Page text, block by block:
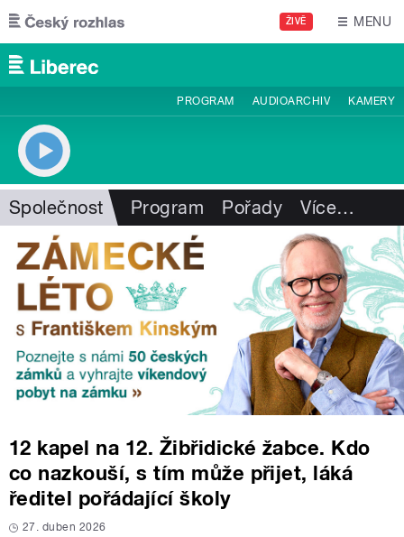
Přejít k hlavnímu obsahu
ŽIVĚ MENU
PROGRAM AUDIOARCHIV KAMERY
Společnost Program Pořady Více…
12 kapel na 12. Žibřidické žabce. Kdo
co nazkouší, s tím může přijet, láká
ředitel pořádající školy
27. duben 2026